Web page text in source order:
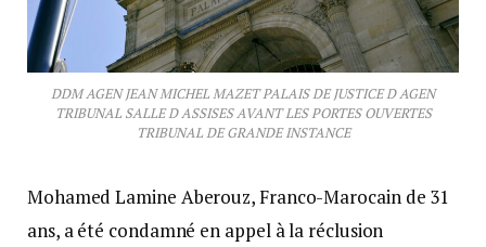
DDM AGEN JEAN MICHEL MAZET PALAIS DE JUSTICE D AGEN
TRIBUNAL SALLE D ASSISES AVANT LES PORTES OUVERTES
TRIBUNAL DE GRANDE INSTANCE
Mohamed Lamine Aberouz, Franco-Marocain de 31
ans, a été condamné en appel à la réclusion